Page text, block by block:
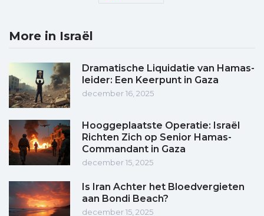
More in Israël
Dramatische Liquidatie van Hamas-
leider: Een Keerpunt in Gaza
december 16, 2025
Hooggeplaatste Operatie: Israël
Richten Zich op Senior Hamas-
Commandant in Gaza
december 15, 2025
Is Iran Achter het Bloedvergieten
aan Bondi Beach?
december 15, 2025